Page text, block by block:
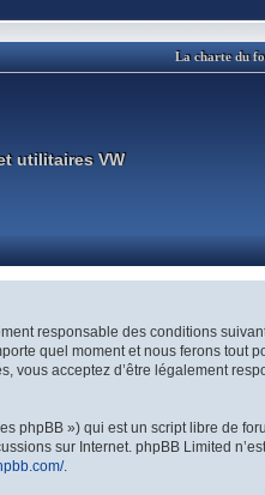
La charte du
utilitaires VW
responsable des conditions
quel moment et nous ferons tout
vous acceptez d’être légalement
phpBB ») qui est un script libre de
sur Internet. phpBB Limited
.